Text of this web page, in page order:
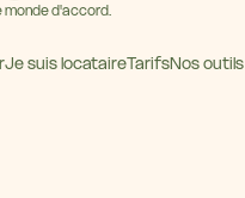
monde d'accord.
Je suis locataireTarifsNos outils